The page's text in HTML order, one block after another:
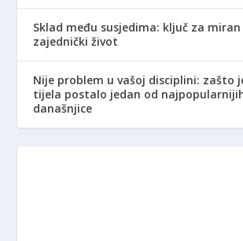
Sklad među susjedima: ključ za
zajednički život
Nije problem u vašoj disciplini: zašto
tijela postalo jedan od
današnjice